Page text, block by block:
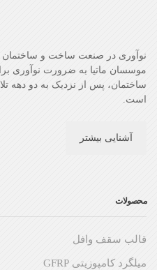
نوآوری در صنعت ساخت و ساختمان
موسسان ماتیا به ضرورت نوآوری
ساختمان، پس از نزدیک به دو دهه
است.
آشنایی بیشتر
محصولات
قالب سقف وافل
میلگرد کامپوزیتی GFRP